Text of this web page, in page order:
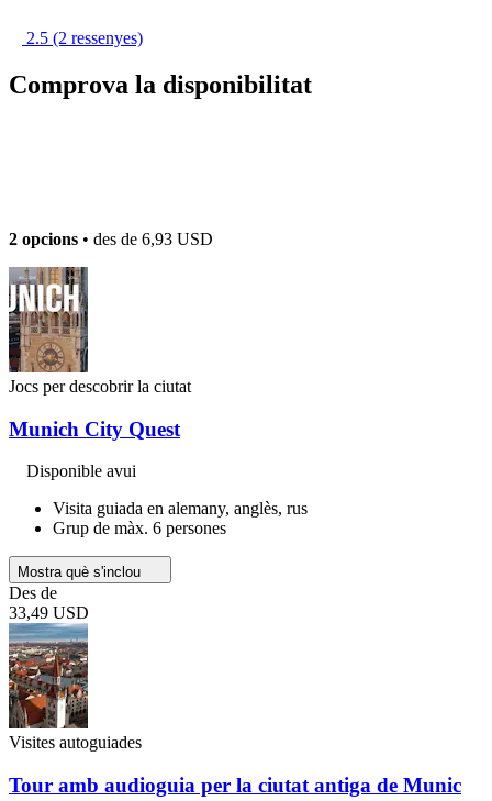
2.5 (2 ressenyes)
Comprova la disponibilitat
2 opcions • des de 6,93 USD
Jocs per descobrir la ciutat
Munich City Quest
Disponible avui
Visita guiada en alemany, anglès, rus
Grup de màx. 6 persones
Mostra què s'inclou
Des de
33,49 USD
Visites autoguiades
Tour amb audioguia per la ciutat antiga de Munic